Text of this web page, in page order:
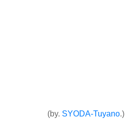
(by. SYODA-Tuyano.)